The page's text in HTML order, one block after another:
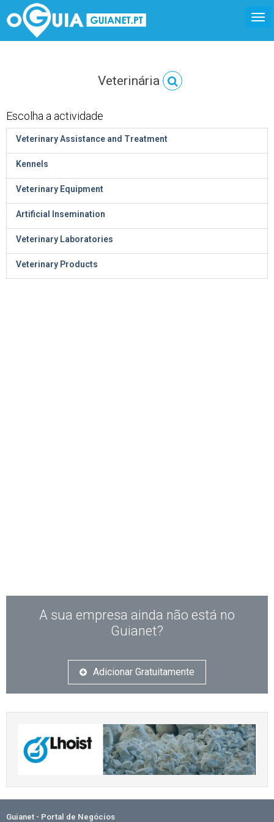
Veterinária
Escolha a actividade
Veterinary Assistance and Treatment
Kennels
Veterinary Equipment
Artificial Insemination
Veterinary Laboratories
Veterinary Products
A sua empresa ainda não está no
Guianet?
Adicionar Gratuitamente
Guianet - Portal de Negócios